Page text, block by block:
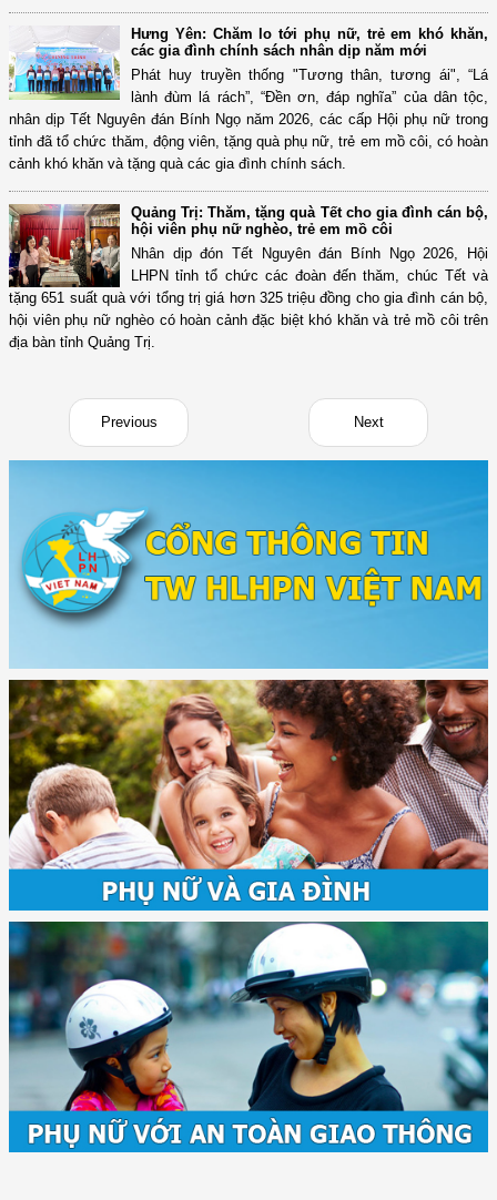
Hưng Yên: Chăm lo tới phụ nữ, trẻ em khó khăn,
các gia đình chính sách nhân dịp năm mới
Phát huy truyền thống "Tương thân, tương ái", “Lá
lành đùm lá rách”, “Đền ơn, đáp nghĩa” của dân tộc,
nhân dịp Tết Nguyên đán Bính Ngọ năm 2026, các cấp Hội phụ nữ trong
tỉnh đã tổ chức thăm, động viên, tặng quà phụ nữ, trẻ em mồ côi, có hoàn
cảnh khó khăn và tặng quà các gia đình chính sách.
Quảng Trị: Thăm, tặng quà Tết cho gia đình cán bộ,
hội viên phụ nữ nghèo, trẻ em mồ côi
Nhân dịp đón Tết Nguyên đán Bính Ngọ 2026, Hội
LHPN tỉnh tổ chức các đoàn đến thăm, chúc Tết và
tặng 651 suất quà với tổng trị giá hơn 325 triệu đồng cho gia đình cán bộ,
hội viên phụ nữ nghèo có hoàn cảnh đặc biệt khó khăn và trẻ mồ côi trên
địa bàn tỉnh Quảng Trị.
Previous Next